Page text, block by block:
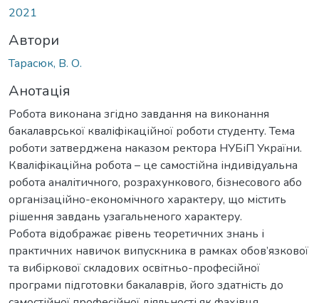
2021
Автори
Тарасюк, В. О.
Анотація
Робота виконана згідно завдання на виконання
бакалаврської кваліфікаційної роботи студенту. Тема
роботи затверджена наказом ректора НУБіП України.
Кваліфікаційна робота – це самостійна індивідуальна
робота аналітичного, розрахункового, бізнесового або
організаційно-економічного характеру, що містить
рішення завдань узагальненого характеру.
Робота відображає рівень теоретичних знань і
практичних навичок випускника в рамках обов’язкової
та вибіркової складових освітньо-професійної
програми підготовки бакалаврів, його здатність до